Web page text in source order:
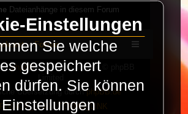
Dateianhänge in diesem Forum
Forum
byphpBB® Forum Software © phpBB
Übersetzung durchphpBB.de
| TERMS_LINK
Einstellungen
Sie welche
gespeichert
dürfen. Sie können